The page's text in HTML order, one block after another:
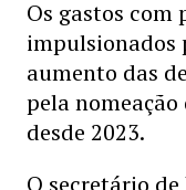
Os gastos com
impulsionados
aumento das
pela
desde 2023.
O secretário